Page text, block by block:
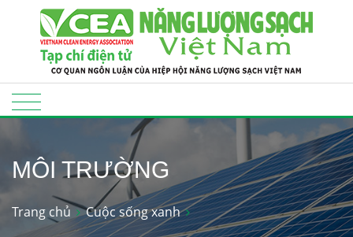
MÔI TRƯỜNG
Trang chủ Cuộc sống xanh